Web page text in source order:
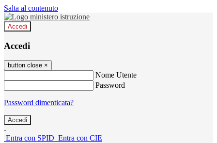
Salta al contenuto
Accedi
Accedi
button close ×
Nome Utente
Password
Password dimenticata?
-
Entra con SPID Entra con CIE